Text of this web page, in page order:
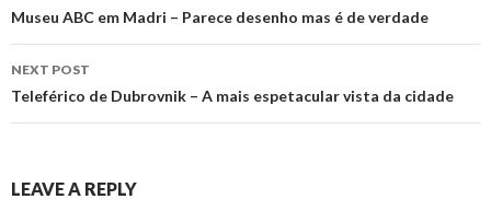
navigation
Museu ABC em Madri – Parece desenho mas é de verdade
NEXT POST
Teleférico de Dubrovnik – A mais espetacular vista da cidade
LEAVE A REPLY